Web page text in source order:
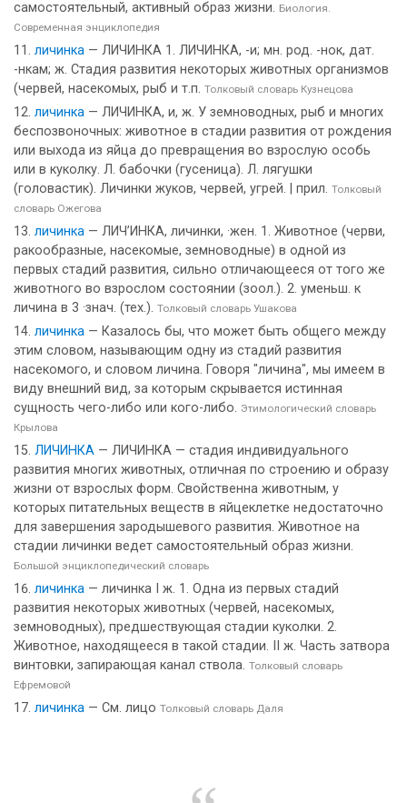
самостоятельный, активный образ жизни. Биология.
Современная энциклопедия
личинка — ЛИЧИНКА 1. ЛИЧИНКА, -и; мн. род. -нок, дат.
-нкам; ж. Стадия развития некоторых животных организмов
(червей, насекомых, рыб и т.п. Толковый словарь Кузнецова
личинка — ЛИЧИНКА, и, ж. У земноводных, рыб и многих
беспозвоночных: животное в стадии развития от рождения
или выхода из яйца до превращения во взрослую особь
или в куколку. Л. бабочки (гусеница). Л. лягушки
(головастик). Личинки жуков, червей, угрей. | прил. Толковый
словарь Ожегова
личинка — ЛИЧ’ИНКА, личинки, ·жен. 1. Животное (черви,
ракообразные, насекомые, земноводные) в одной из
первых стадий развития, сильно отличающееся от того же
животного во взрослом состоянии (зоол.). 2. уменьш. к
личина в 3 ·знач. (тех.). Толковый словарь Ушакова
личинка — Казалось бы, что может быть общего между
этим словом, называющим одну из стадий развития
насекомого, и словом личина. Говоря "личина", мы имеем в
виду внешний вид, за которым скрывается истинная
сущность чего-либо или кого-либо. Этимологический словарь
Крылова
ЛИЧИНКА — ЛИЧИНКА — стадия индивидуального
развития многих животных, отличная по строению и образу
жизни от взрослых форм. Свойственна животным, у
которых питательных веществ в яйцеклетке недостаточно
для завершения зародышевого развития. Животное на
стадии личинки ведет самостоятельный образ жизни.
Большой энциклопедический словарь
личинка — личинка I ж. 1. Одна из первых стадий
развития некоторых животных (червей, насекомых,
земноводных), предшествующая стадии куколки. 2.
Животное, находящееся в такой стадии. II ж. Часть затвора
винтовки, запирающая канал ствола. Толковый словарь
Ефремовой
личинка — См. лицо Толковый словарь Даля